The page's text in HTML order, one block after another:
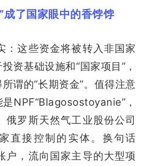
成了国家眼中的香饽饽
：这些资金将被转入非国家
资基础设施和“国家项目”，
谓的“长期资金”。值得注意
NPF“Blagosostoyanie”，
俄罗斯天然气工业股份公司
直接控制的实体。换句话
户，流向国家主导的大型项